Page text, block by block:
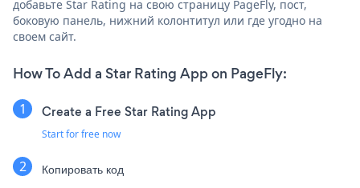
добавьте Star Rating на свою страницу PageFly, пост,
боковую панель, нижний колонтитул или где угодно на
своем сайт.
How To Add a Star Rating App on PageFly:
Create a Free Star Rating App
Start for free now
Копировать код